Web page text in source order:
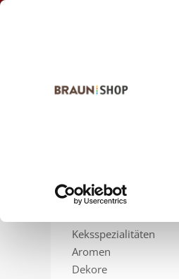
Zum
Zum
Startseite alle Produkte
Sahnestandmittel
Gelier- und Bindemittel
Keksspezialitäten
Aromen
Dekore